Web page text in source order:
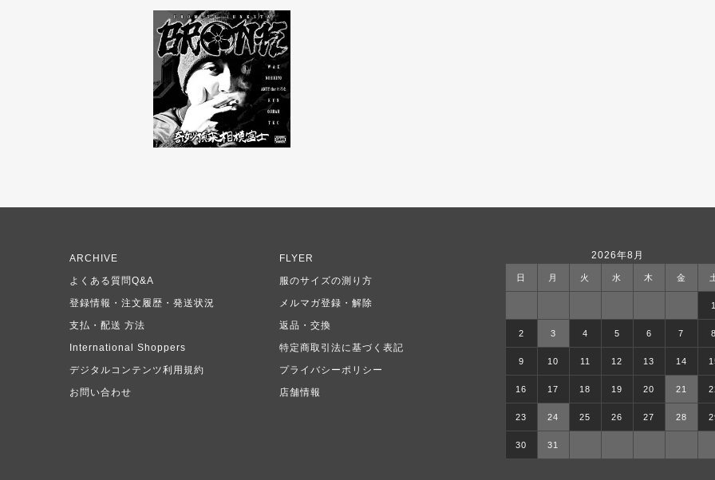
2026年8月
日 月 火 水 木 金
2 3 4 5 6 7
9 10 11 12 13 14
16 17 18 19 20 21
23 24 25 26 27 28
30 31
ARCHIVE
FLYER
よくある質問Q&A
服のサイズの測り方
登録情報・注文履歴・発送状況
メルマガ登録・解除
支払・配送 方法
返品・交換
International Shoppers
特定商取引法に基づく表記
デジタルコンテンツ利用規約
プライバシーポリシー
お問い合わせ
店舗情報